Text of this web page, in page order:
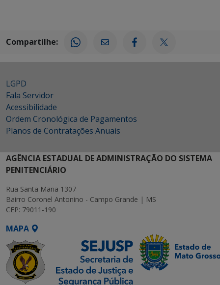
Compartilhe:
LGPD
Fala Servidor
Acessibilidade
Ordem Cronológica de Pagamentos
Planos de Contratações Anuais
AGÊNCIA ESTADUAL DE ADMINISTRAÇÃO DO SISTEMA
PENITENCIÁRIO
Rua Santa Maria 1307
Bairro Coronel Antonino - Campo Grande | MS
CEP: 79011-190
MAPA